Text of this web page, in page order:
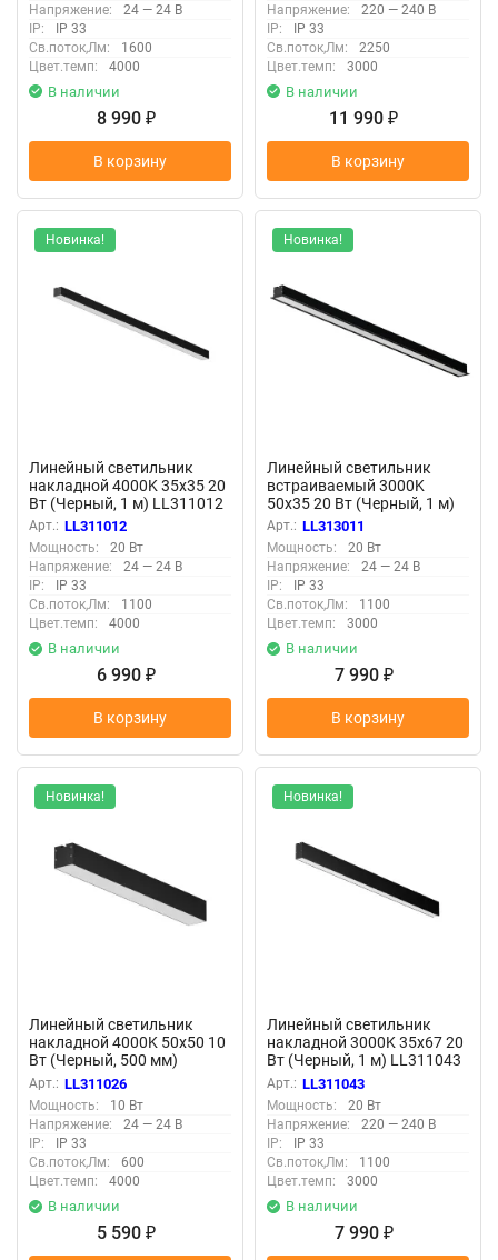
Напряжение:
24 — 24 В
IP:
IP 33
Св.поток,Лм:
1600
Цвет.темп:
4000
В наличии
8 990 ₽
В корзину
Напряжение:
220 — 240 В
IP:
IP 33
Св.поток,Лм:
2250
Цвет.темп:
3000
В наличии
11 990 ₽
В корзину
Новинка!
Линейный светильник
накладной 4000K 35x35 20
Вт (Черный, 1 м) LL311012
(Черный) LL311012
Арт.: LL311012
Мощность:
20 Вт
Напряжение:
24 — 24 В
IP:
IP 33
Св.поток,Лм:
1100
Цвет.темп:
4000
В наличии
6 990 ₽
В корзину
Новинка!
Линейный светильник
встраиваемый 3000K
50x35 20 Вт (Черный, 1 м)
LL313011 (Черный)
LL313011
Арт.: LL313011
Мощность:
20 Вт
Напряжение:
24 — 24 В
IP:
IP 33
Св.поток,Лм:
1100
Цвет.темп:
3000
В наличии
7 990 ₽
В корзину
Новинка!
Линейный светильник
накладной 4000K 50x50 10
Вт (Черный, 500 мм)
LL311026 (Черный)
LL311026
Арт.: LL311026
Мощность:
10 Вт
Напряжение:
24 — 24 В
IP:
IP 33
Св.поток,Лм:
600
Цвет.темп:
4000
В наличии
5 590 ₽
Новинка!
Линейный светильник
накладной 3000K 35x67 20
Вт (Черный, 1 м) LL311043
(Черный) LL311043
Арт.: LL311043
Мощность:
20 Вт
Напряжение:
220 — 240 В
IP:
IP 33
Св.поток,Лм:
1100
Цвет.темп:
3000
В наличии
7 990 ₽